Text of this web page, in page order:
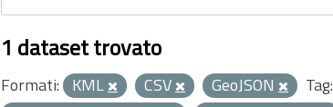
1 dataset trovato
Formati: KML CSV GeoJSON Tag: